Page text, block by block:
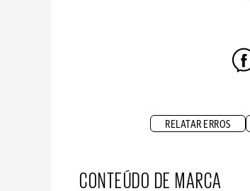
RELATAR ERROS
CONTEÚDO DE MARCA